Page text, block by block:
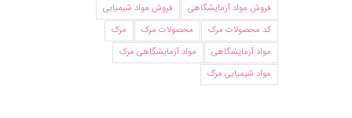
فروش مواد آزمایشگاهی
فروش مواد شیمیایی
کد محصولات مرک
محصولات مرک
مرک
مواد آزمایشگاهی
مواد آزمایشگاهی مرک
مواد شیمیایی مرک